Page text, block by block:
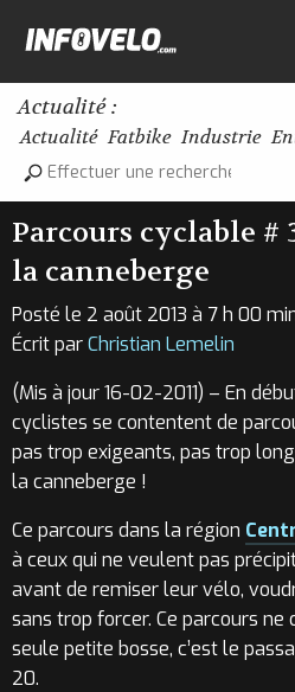
Actualité :
Actualité Fatbike Industrie
Parcours cyclable #
la canneberge
Posté le 2 août 2013 à 7 h 00
Écrit parChristian Lemelin
(Mis à jour 16-02-2011) – En
cyclistes se contentent de
pas trop exigeants, pas trop
la canneberge !
Ce parcours dans la région
à ceux qui ne veulent pas
avant de remiser leur vélo,
sans trop forcer. Ce parcours
seule petite bosse, c’est le
20.